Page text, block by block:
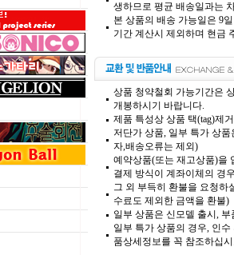
생하므로 평균 배송일과는
본 상품의 배송 가능일은 9
기간 계산시 제외하며 현금
상품 청약철회 가능기간은
개봉하시기 바랍니다.
제품 특성상 상품 택(tag)제
저단가 상품, 일부 특가 상
자,배송오류는 제외)
예약상품(또는 재고상품)을
결제 방식이 계좌이체의 경
그 외 부득히 환불을 요청하
수료도 제외한 금액을 환불)
일부 상품은 신모델 출시,
일부 특가 상품의 경우, 인
품상세정보를 꼭 참조하십